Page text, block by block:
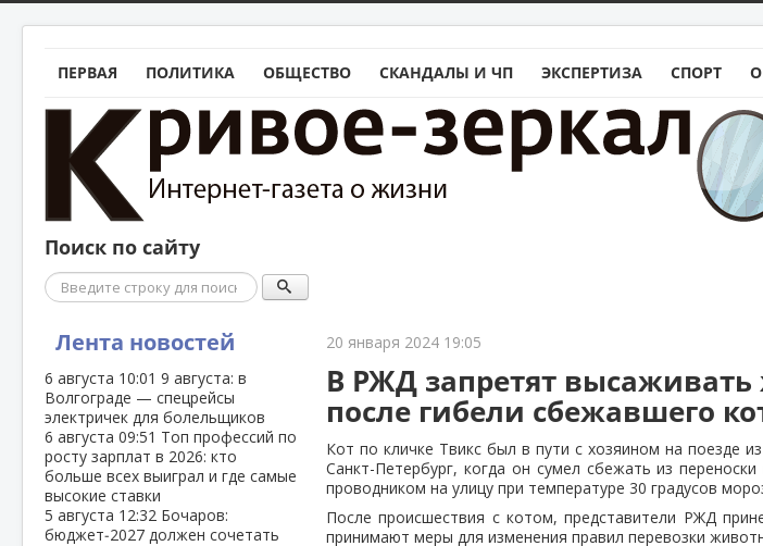
ПЕРВАЯ ПОЛИТИКА ОБЩЕСТВО СКАНДАЛЫ И ЧП ЭКСПЕРТИЗА СПОРТ
Поиск по сайту
Поиск
Лента новостей
6 августа 10:01 9 августа: в
Волгограде — спецрейсы
электричек для болельщиков
6 августа 09:51 Топ профессий по
росту зарплат в 2026: кто
больше всех выиграл и где самые
высокие ставки
5 августа 12:32 Бочаров:
бюджет‑2027 должен сочетать
20 января 2024 19:05
В РЖД запретят
после гибели сбежавшего
Кот по кличке Твикс был в пути с хозяином на поезде
Санкт-Петербург, когда он сумел сбежать из
проводником на улицу при температуре 30 градусов
После происшествия с котом, представители РЖД
принимают меры для изменения правил перевозки